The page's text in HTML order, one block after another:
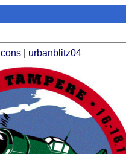
cons urbanblitz04